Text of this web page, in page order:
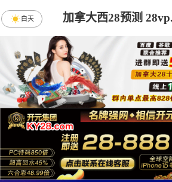
加拿大西28预测
白天